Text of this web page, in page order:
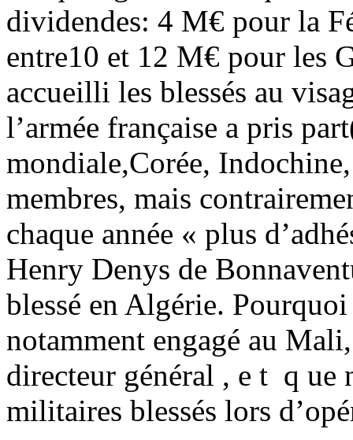
dividendes: 4 M€ pour la
entre10 et 12 M€ pour les
accueilli les blessés au
l’armée française a pris
mondiale,Corée,
membres, mais
chaque année « plus
Henry Denys de
blessé en Algérie.
notamment engagé au
directeur général , e t q ue
militaires blessés lors